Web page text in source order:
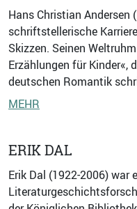
Hans Christian Andersen
schriftstellerische
Skizzen. Seinen
Erzählungen für Kinder«,
deutschen Romantik
MEHR
ERIK DAL
Erik Dal (1922-2006) war